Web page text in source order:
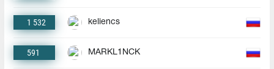
1 532 keliencs
591 MARKL1NCK